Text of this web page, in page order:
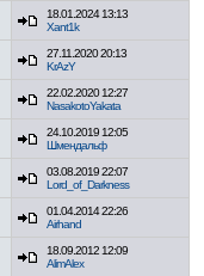
18.01.2024 13:13
Xant1k
27.11.2020 20:13
KrAzY
22.02.2020 12:27
NasakotoYakata
24.10.2019 12:05
Шмендальф
03.08.2019 22:07
Lord_of_Darkness
01.04.2014 22:26
Airhand
18.09.2012 12:09
AlimAlex